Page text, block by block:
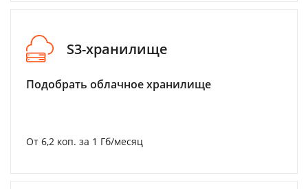
S3-хранилище
Подобрать облачное хранилище
От 6,2 коп. за 1 Гб/месяц